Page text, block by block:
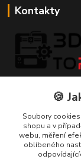
Kontakty
Tomáš Placatka
+420 728
🍪
Soubory
shopu a v
webu, měření
oblíbeného